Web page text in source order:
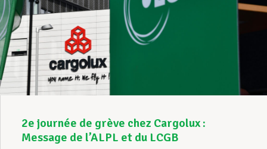
2e journée de grève chez Cargolux :
Message de l’ALPL et du LCGB